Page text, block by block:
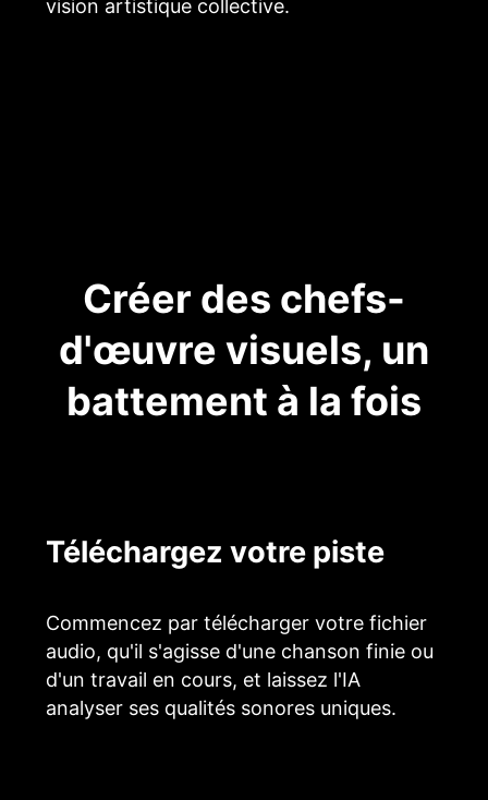
vision artistique collective.
Créer des chefs-
d'œuvre visuels, un
battement à la fois
Téléchargez votre piste
Commencez par télécharger votre fichier
audio, qu'il s'agisse d'une chanson finie ou
d'un travail en cours, et laissez l'IA
analyser ses qualités sonores uniques.